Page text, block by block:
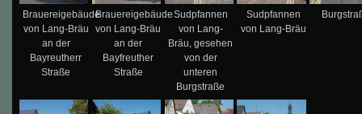
Brauereigebäude
von Lang-Bräu
an der
Bayreutherr
Straße
Brauereigebäude
von Lang-Bräu
an der
Bayfreuther
Straße
Sudpfannen
von Lang-
Bräu, gesehen
von der
unteren
Burgstraße
Sudpfannen
von Lang-Bräu